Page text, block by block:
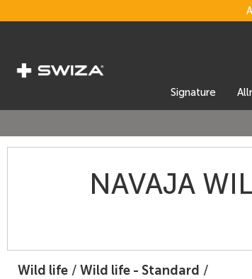
signature
NAVAJA
Wild life / Wild life - Standard /